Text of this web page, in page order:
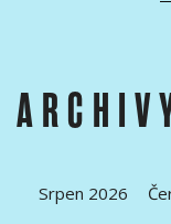
Srpen 2026